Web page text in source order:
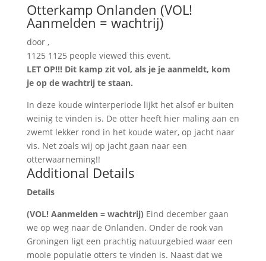
Otterkamp Onlanden (VOL!
Aanmelden = wachtrij)
door ,
1125 1125 people viewed this event.
LET OP!!! Dit kamp zit vol, als je je aanmeldt, kom
je op de wachtrij te staan.
In deze koude winterperiode lijkt het alsof er buiten
weinig te vinden is. De otter heeft hier maling aan en
zwemt lekker rond in het koude water, op jacht naar
vis. Net zoals wij op jacht gaan naar een
otterwaarneming!!
Additional Details
Details
(VOL! Aanmelden = wachtrij) Eind december gaan
we op weg naar de Onlanden. Onder de rook van
Groningen ligt een prachtig natuurgebied waar een
mooie populatie otters te vinden is. Naast dat we